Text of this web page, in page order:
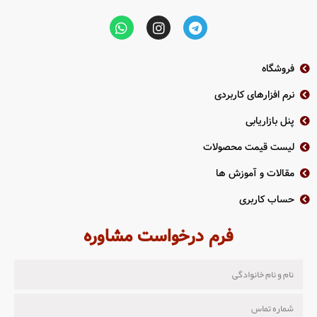
فروشگاه
نرم افزارهای کاربردی
پنل بازاریابی
لیست قیمت محصولات
مقالات و آموزش ها
حساب کاربری
فرم درخواست مشاوره